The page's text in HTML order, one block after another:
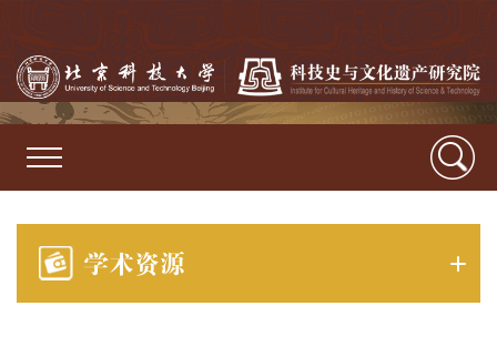
学术资源